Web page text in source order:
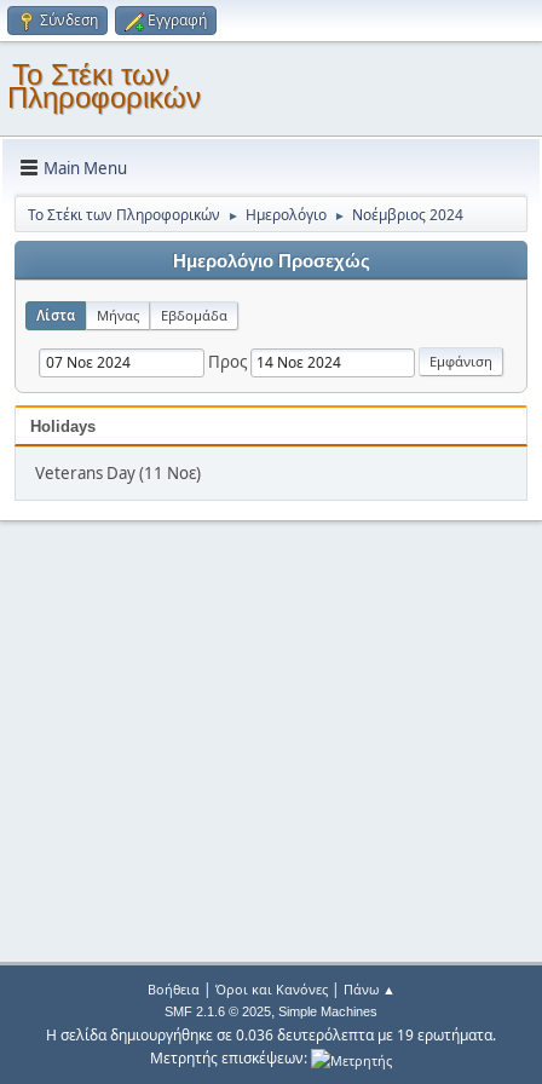
Σύνδεση Εγγραφή
Το Στέκι των
Πληροφορικών
Main Menu
Το Στέκι των Πληροφορικών ► Ημερολόγιο ► Νοέμβριος 2024
Ημερολόγιο Προσεχώς
Λίστα Μήνας Εβδομάδα
Προς
Holidays
Veterans Day (11 Νοε)
Βοήθεια| Όροι και Κανόνες| Πάνω ▲
SMF 2.1.6 © 2025, Simple Machines
Η σελίδα δημιουργήθηκε σε 0.036 δευτερόλεπτα με 19 ερωτήματα.
Μετρητής επισκέψεων: